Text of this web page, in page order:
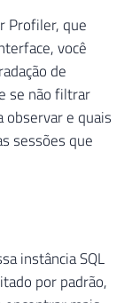
Profiler, que
você
de
se não filtrar
e quais
sessões que
instância SQL
por padrão,